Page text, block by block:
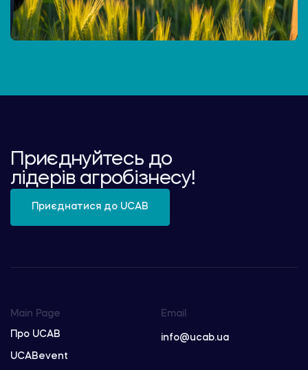
Приєднуйтесь до
лідерів агробізнесу!
Приєднатися до UCAB
Main Page
Про UCAB
UCABevent
Email
info@ucab.ua